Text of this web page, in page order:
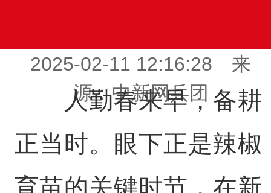
2025-02-11 12:16:28 来
源：中新网兵团
人勤春来早，备耕
正当时。眼下正是辣椒
育苗的关键时节，在新